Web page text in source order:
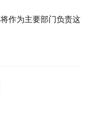
作为主要部门负责这